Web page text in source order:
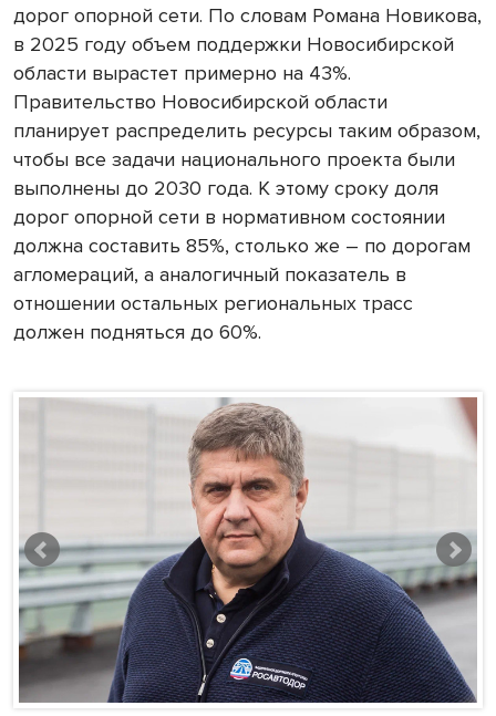
дорог опорной сети. По словам Романа Новикова,
в 2025 году объем поддержки Новосибирской
области вырастет примерно на 43%.
Правительство Новосибирской области
планирует распределить ресурсы таким образом,
чтобы все задачи национального проекта были
выполнены до 2030 года. К этому сроку доля
дорог опорной сети в нормативном состоянии
должна составить 85%, столько же – по дорогам
агломераций, а аналогичный показатель в
отношении остальных региональных трасс
должен подняться до 60%.